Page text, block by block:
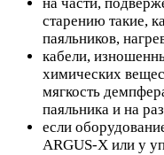
на части,
старению такие,
паяльников,
кабели,
химических
мягкость
паяльника и на
если
ARGUS-X или у